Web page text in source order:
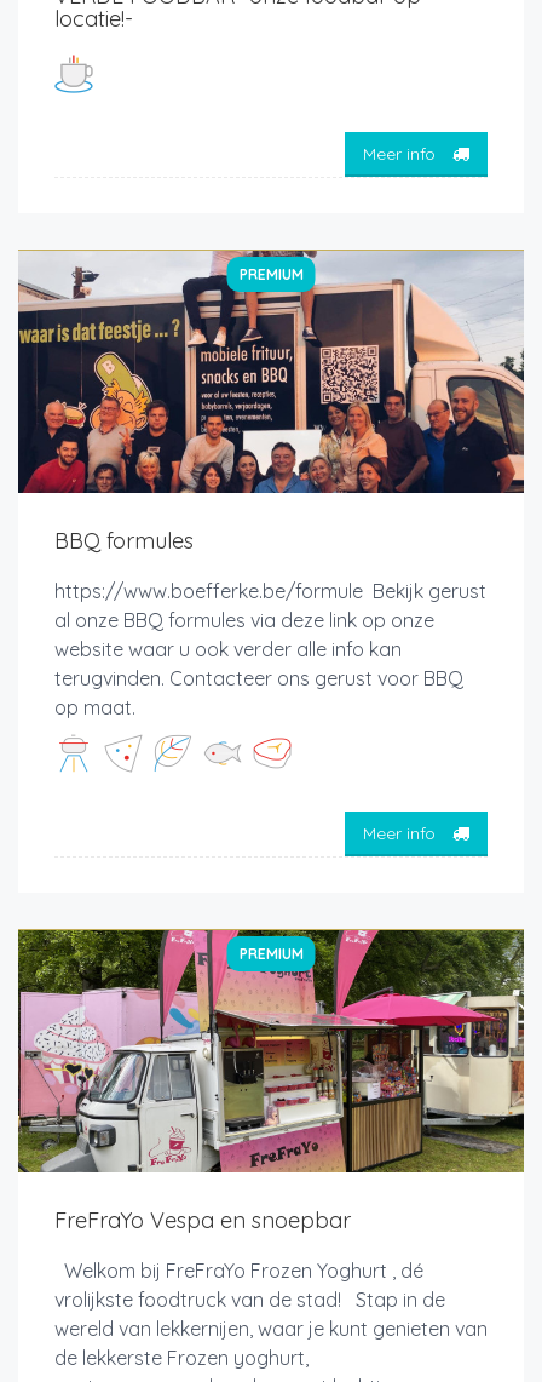
locatie!-
Meer info
PREMIUM
BBQ formules
https://www.boefferke.be/formule Bekijk gerust
al onze BBQ formules via deze link op onze
website waar u ook verder alle info kan
terugvinden. Contacteer ons gerust voor BBQ
op maat.
Meer info
PREMIUM
FreFraYo Vespa en snoepbar
Welkom bij FreFraYo Frozen Yoghurt , dé
vrolijkste foodtruck van de stad! Stap in de
wereld van lekkernijen, waar je kunt genieten van
de lekkerste Frozen yoghurt,